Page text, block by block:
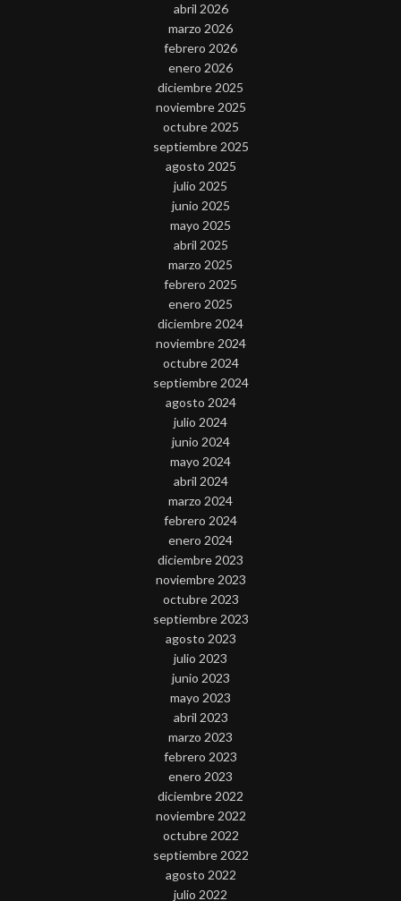
abril 2026
marzo 2026
febrero 2026
enero 2026
diciembre 2025
noviembre 2025
octubre 2025
septiembre 2025
agosto 2025
julio 2025
junio 2025
mayo 2025
abril 2025
marzo 2025
febrero 2025
enero 2025
diciembre 2024
noviembre 2024
octubre 2024
septiembre 2024
agosto 2024
julio 2024
junio 2024
mayo 2024
abril 2024
marzo 2024
febrero 2024
enero 2024
diciembre 2023
noviembre 2023
octubre 2023
septiembre 2023
agosto 2023
julio 2023
junio 2023
mayo 2023
abril 2023
marzo 2023
febrero 2023
enero 2023
diciembre 2022
noviembre 2022
octubre 2022
septiembre 2022
agosto 2022
julio 2022